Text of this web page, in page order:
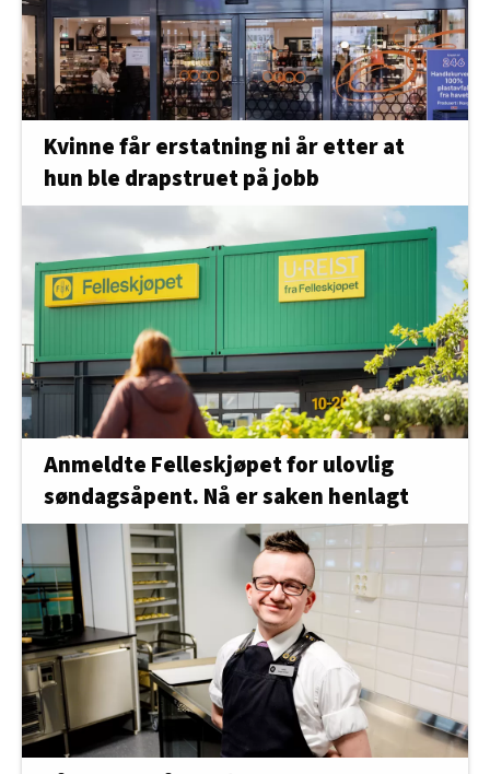
Kvinne får erstatning ni år etter at
hun ble drapstruet på jobb
Anmeldte Felleskjøpet for ulovlig
søndagsåpent. Nå er saken henlagt